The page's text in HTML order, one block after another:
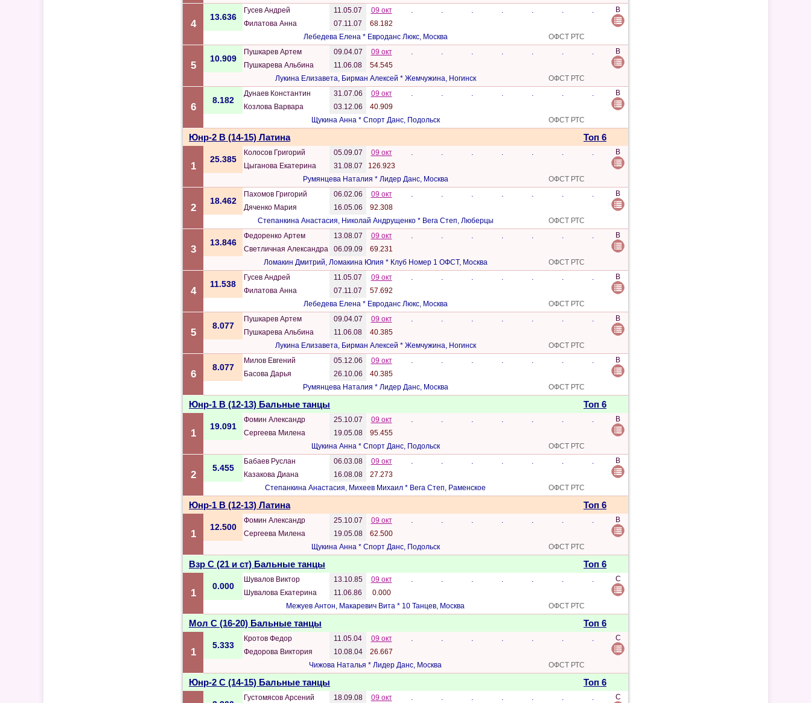
4
13.636
Гусев Андрей 11.05.07 09 окт . . . . . . .
B
Филатова Анна
07.11.07
68.182
Лебедева Елена * Евроданс Люкс, Москва
ОФСТ РТС
5
10.909
Пушкарев Артем 09.04.07 09 окт . . . . . . .
B
Пушкарева Альбина
11.06.08
54.545
Лукина Елизавета, Бирман Алексей * Жемчужина, Ногинск
ОФСТ РТС
6
8.182
Дунаев Константин 31.07.06 09 окт . . . . . . .
B
Козлова Варвара
03.12.06
40.909
Щукина Анна * Спорт Данс, Подольск
ОФСТ РТС
Юнр-2 B (14-15) Латина Топ 6
1
25.385
Колосов Григорий 05.09.07 09 окт . . . . . . .
B
Цыганова Екатерина
31.08.07
126.923
Румянцева Наталия * Лидер Данс, Москва
ОФСТ РТС
2
18.462
Пахомов Григорий 06.02.06 09 окт . . . . . . .
B
Дяченко Мария
16.05.06
92.308
Степанкина Анастасия, Николай Андрущенко * Вега Степ, Люберцы
ОФСТ РТС
3
13.846
Федоренко Артем 13.08.07 09 окт . . . . . . .
B
Светличная Александра
06.09.09
69.231
Ломакин Дмитрий, Ломакина Юлия * Клуб Номер 1 ОФСТ, Москва
ОФСТ РТС
4
11.538
Гусев Андрей 11.05.07 09 окт . . . . . . .
B
Филатова Анна
07.11.07
57.692
Лебедева Елена * Евроданс Люкс, Москва
ОФСТ РТС
5
8.077
Пушкарев Артем 09.04.07 09 окт . . . . . . .
B
Пушкарева Альбина
11.06.08
40.385
Лукина Елизавета, Бирман Алексей * Жемчужина, Ногинск
ОФСТ РТС
6
8.077
Милов Евгений 05.12.06 09 окт . . . . . . .
B
Басова Дарья
26.10.06
40.385
Румянцева Наталия * Лидер Данс, Москва
ОФСТ РТС
Юнр-1 B (12-13) Бальные танцы Топ 6
1
19.091
Фомин Александр 25.10.07 09 окт . . . . . . .
B
Сергеева Милена
19.05.08
95.455
Щукина Анна * Спорт Данс, Подольск
ОФСТ РТС
2
5.455
Бабаев Руслан 06.03.08 09 окт . . . . . . .
B
Казакова Диана
16.08.08
27.273
Степанкина Анастасия, Михеев Михаил * Вега Степ, Раменское
ОФСТ РТС
Юнр-1 B (12-13) Латина Топ 6
1
12.500
Фомин Александр 25.10.07 09 окт . . . . . . .
B
Сергеева Милена
19.05.08
62.500
Щукина Анна * Спорт Данс, Подольск
ОФСТ РТС
Взр C (21 и ст) Бальные танцы Топ 6
1
0.000
Шувалов Виктор 13.10.85 09 окт . . . . . . .
C
Шувалова Екатерина
11.06.86
0.000
Межуев Антон, Макаревич Вита * 10 Танцев, Москва
ОФСТ РТС
Мол C (16-20) Бальные танцы Топ 6
1
5.333
Кротов Федор 11.05.04 09 окт . . . . . . .
C
Федорова Виктория
10.08.04
26.667
Чижова Наталья * Лидер Данс, Москва
ОФСТ РТС
Юнр-2 C (14-15) Бальные танцы Топ 6
Густомясов Арсений 18.09.08 09 окт . . . . . . . C